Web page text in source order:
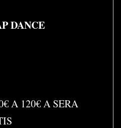
DANCE
A 120€ A SERA